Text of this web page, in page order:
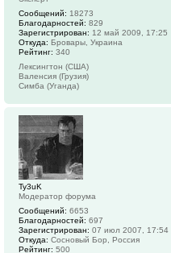
Сообщений: 18273
Благодарностей: 829
Зарегистрирован: 12 май 2009, 17:25
Откуда: Бровары, Украина
Рейтинг: 340
Лексингтон (США)
Валенсия (Грузия)
Симба (Уганда)
Ty3uK
Модератор форума
Сообщений: 6653
Благодарностей: 697
Зарегистрирован: 07 июл 2007, 17:54
Откуда: Сосновый Бор, Россия
Рейтинг: 500